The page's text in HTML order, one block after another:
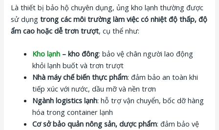
Là thiết bị bảo hộ chuyên dụng, ủng kho lạnh thường được
sử dụngtrong các môi trường làm việc có nhiệt độ thấp, độ
ẩm cao hoặc dễ trơn trượt, cụ thể như:
Kho lạnh – kho đông: bảo vệ chân người lao động
khỏi lạnh buốt và trơn trượt
Nhà máy chế biến thực phẩm: đảm bảo an toàn khi
tiếp xúc với nước, dầu mỡ và nền trơn
Ngành logistics lạnh: hỗ trợ vận chuyển, bốc dỡ hàng
hóa trong container lạnh
Cơ sở bảo quản nông sản, dược phẩm: đảm bảo vệ